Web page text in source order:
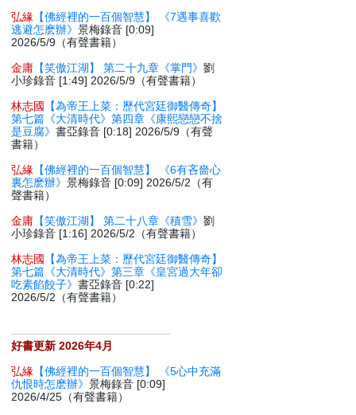
弘緣 【佛經裡的一百個智慧】 《7遇事喜歡
逃避怎麽辦》景梅錄音 [0:09]
2026/5/9（有聲書籍）
金庸 【笑傲江湖】 第二十九章《掌門》劉
小珍錄音 [1:49] 2026/5/9（有聲書籍）
林志國
【為帝王上菜：歷代宮廷御醫傳奇】
第七篇《大清時代》第四章《康熙戀戀不捨
是豆腐》書亞錄音 [0:18] 2026/5/9（有聲
書籍）
弘緣 【佛經裡的一百個智慧】 《6有吝嗇心
裏怎麽辦》景梅錄音 [0:09] 2026/5/2（有
聲書籍）
金庸 【笑傲江湖】 第二十八章《積雪》劉
小珍錄音 [1:16] 2026/5/2（有聲書籍）
林志國
【為帝王上菜：歷代宮廷御醫傳奇】
第七篇《大清時代》第三章《皇宮過大年卻
吃素餡餃子》書亞錄音 [0:22]
2026/5/2（有聲書籍）
好書更新 2026年4月
弘緣 【佛經裡的一百個智慧】 《5心中充滿
仇恨時怎麽辦》景梅錄音 [0:09]
2026/4/25（有聲書籍）